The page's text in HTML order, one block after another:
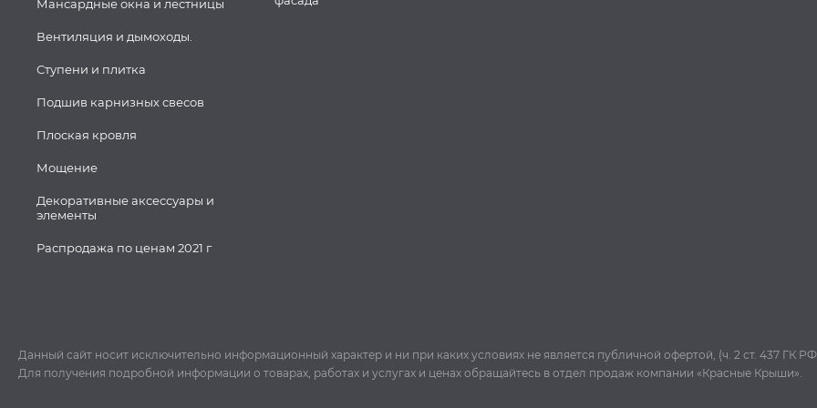
Мансардные окна и лестницы
Вентиляция и дымоходы.
Ступени и плитка
Подшив карнизных свесов
Плоская кровля
Мощение
Декоративные аксессуары и
элементы
Распродажа по ценам 2021 г
Данный сайт носит исключительно информационный характер и ни при каких условиях не является публичной офертой, (ч. 2 ст. 437 ГК
Для получения подробной информации о товарах, работах и услугах и ценах обращайтесь в отдел продаж компании «Красные Крыши».